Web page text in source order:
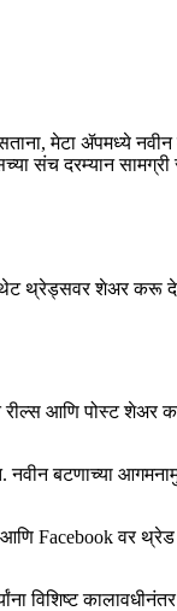
मेटा ॲपमध्ये
संच दरम्यान
थेट थ्रेड्सवर शेअर
रील्स आणि पोस्ट
बटणाच्या आगमनामुळे
Facebook वर
विशिष्ट